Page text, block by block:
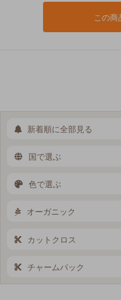
この商
新着順に全部見る
国で選ぶ
色で選ぶ
オーガニック
カットクロス
チャームパック